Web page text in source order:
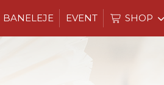
BANELEJE EVENT SHOP